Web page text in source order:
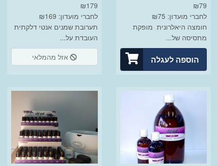
₪79
לחברי מועדון: ₪75
חומצה היאלרונית מופקת
מתסיסה של...
הוספה לעגלה
₪179
לחברי מועדון: ₪169
תערובת שמנים אנטי דלקתית
העובדת על...
אזל מהמלאי